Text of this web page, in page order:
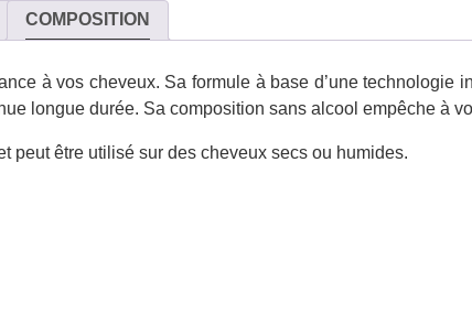
COMPOSITION
à vos cheveux. Sa formule à base d’une technologie
longue durée. Sa composition sans alcool empêche à
peut être utilisé sur des cheveux secs ou humides.